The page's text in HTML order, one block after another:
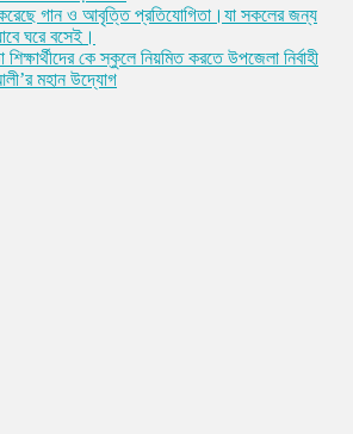
গান ও আবৃত্তি প্রতিযোগিতা।যা সকলের জন্য
ঘরে বসেই।
কে স্কুলে নিয়মিত করতে উপজেলা নির্বাহী
মহান উদ্যোগ